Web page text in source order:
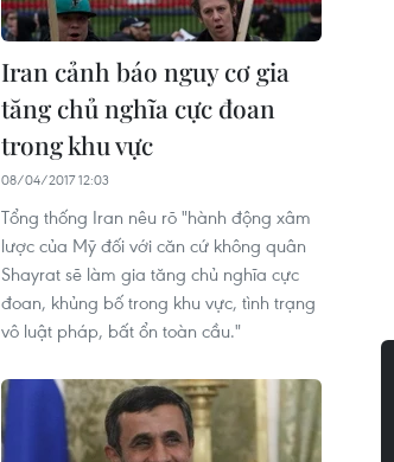
Iran cảnh báo nguy cơ gia
tăng chủ nghĩa cực đoan
trong khu vực
08/04/2017 12:03
Tổng thống Iran nêu rõ "hành động xâm
lược của Mỹ đối với căn cứ không quân
Shayrat sẽ làm gia tăng chủ nghĩa cực
đoan, khủng bố trong khu vực, tình trạng
vô luật pháp, bất ổn toàn cầu."